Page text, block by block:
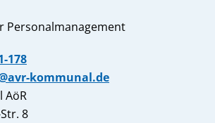
Personalmanagement
178
kommunal.de
AöR
8